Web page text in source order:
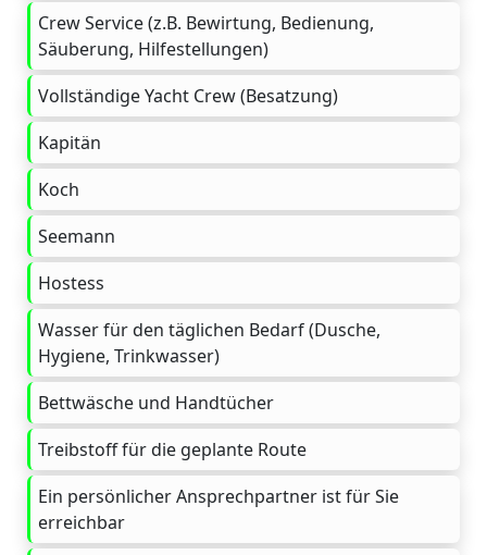
Crew Service (z.B. Bewirtung, Bedienung,
Säuberung, Hilfestellungen)
Vollständige Yacht Crew (Besatzung)
Kapitän
Koch
Seemann
Hostess
Wasser für den täglichen Bedarf (Dusche,
Hygiene, Trinkwasser)
Bettwäsche und Handtücher
Treibstoff für die geplante Route
Ein persönlicher Ansprechpartner ist für Sie
erreichbar